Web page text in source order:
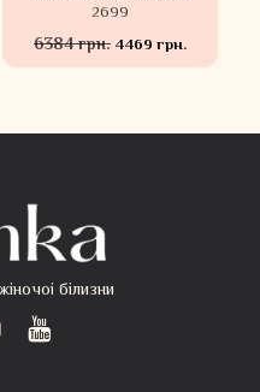
2699
6384 грн. 4469 грн.
білизни